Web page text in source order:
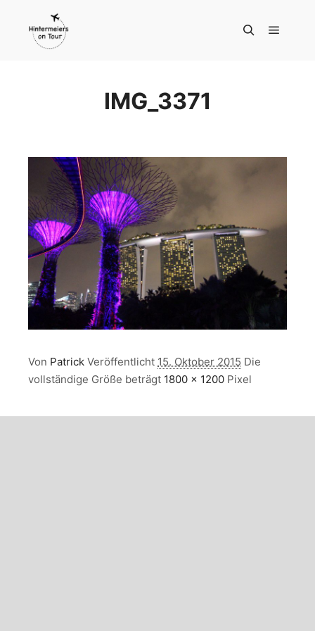
IMG_3371
Von Patrick Veröffentlicht 15. Oktober 2015 Die
vollständige Größe beträgt 1800 × 1200 Pixel